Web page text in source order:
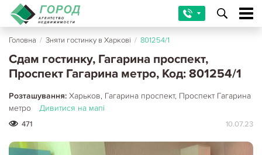
Головна / Зняти гостинку в Харкові / 801254/1
Сдам гостинку, Гагарина проспект,
Проспект Гагарина метро, Код: 801254/1
Розташування: Харьков, Гагарина проспект, Проспект Гагарина
метро
Дивитися на мапі
471 10.07.23